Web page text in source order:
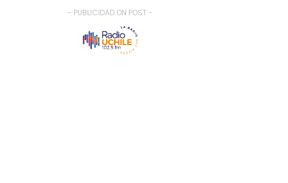
- PUBLICIDAD ON POST -